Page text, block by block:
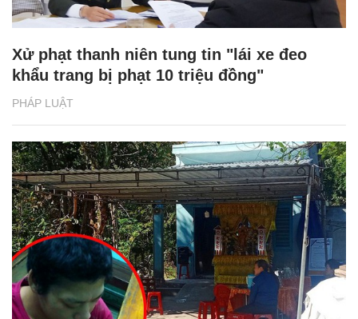
PHÁP LUẬT
Xử phạt thanh niên tung tin "lái xe đeo
khẩu trang bị phạt 10 triệu đồng"